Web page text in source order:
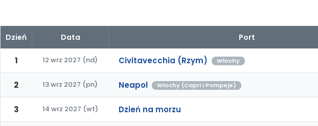
Dzień Data Port
1 12 wrz 2027 (nd) Civitavecchia (Rzym) Włochy
2 13 wrz 2027 (pn) Neapol Włochy (Capri i Pompeje)
3 14 wrz 2027 (wt) Dzień na morzu